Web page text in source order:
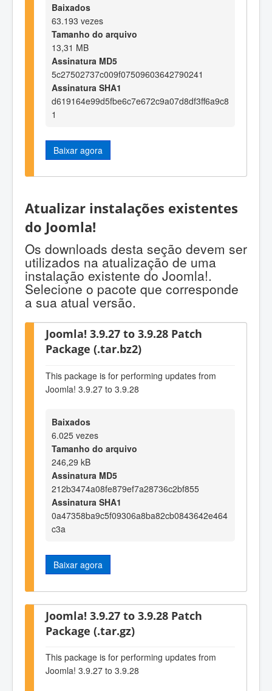
Baixados
63.193 vezes
Tamanho do arquivo
13,31 MB
Assinatura MD5
5c27502737c009f07509603642790241
Assinatura SHA1
d619164e99d5fbe6c7e672c9a07d8df3ff6a9c8
1
Baixar agora
Atualizar instalações existentes
do Joomla!
Os downloads desta seção devem ser
utilizados na atualização de uma
instalação existente do Joomla!.
Selecione o pacote que corresponde
a sua atual versão.
Joomla! 3.9.27 to 3.9.28 Patch
Package (.tar.bz2)
This package is for performing updates from
Joomla! 3.9.27 to 3.9.28
Baixados
6.025 vezes
Tamanho do arquivo
246,29 kB
Assinatura MD5
212b3474a08fe879ef7a28736c2bf855
Assinatura SHA1
0a47358ba9c5f09306a8ba82cb0843642e464
c3a
Baixar agora
Joomla! 3.9.27 to 3.9.28 Patch
Package (.tar.gz)
This package is for performing updates from
Joomla! 3.9.27 to 3.9.28